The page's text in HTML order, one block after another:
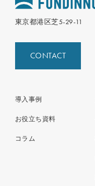
東京都港区芝5-29-11
CONTACT
導入事例
お役立ち資料
コラム